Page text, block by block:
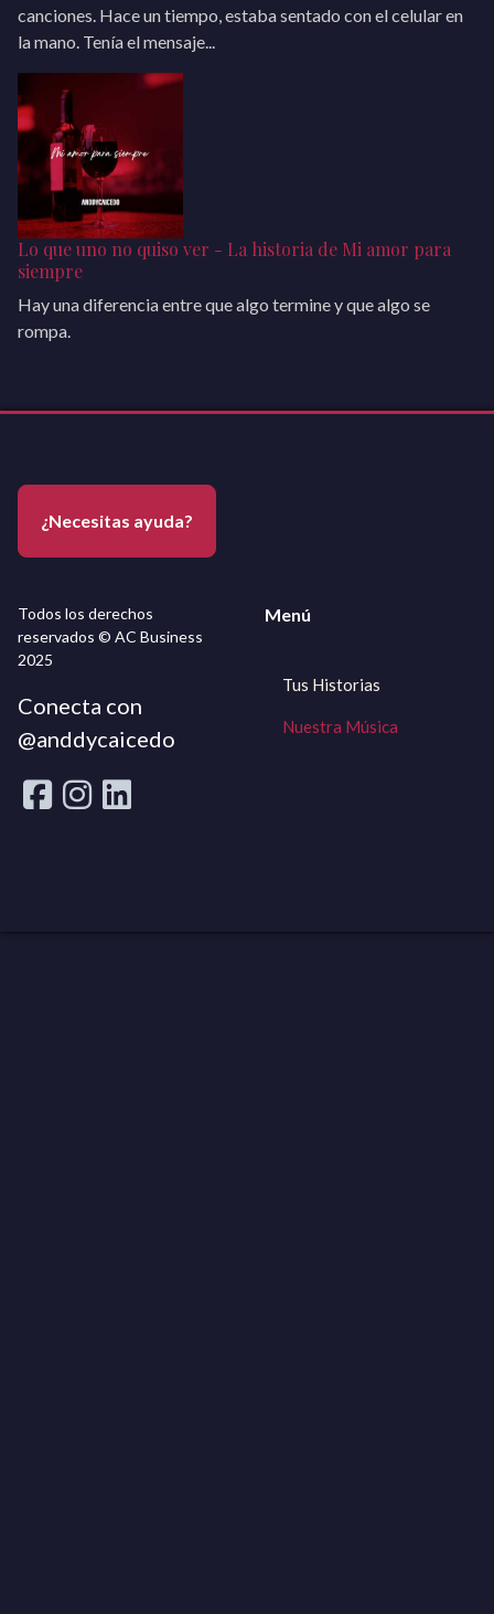
canciones. Hace un tiempo, estaba sentado con el celular en
la mano. Tenía el mensaje...
Lo que uno no quiso ver - La historia de Mi amor para
siempre
Hay una diferencia entre que algo termine y que algo se
rompa.
¿Necesitas ayuda?
Todos los derechos
reservados © AC Business
2025
Conecta con
@anddycaicedo
Menú
Tus Historias
Nuestra Música